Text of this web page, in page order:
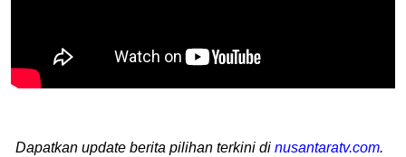
Dapatkan update berita pilihan terkini di nusantaratv.com.